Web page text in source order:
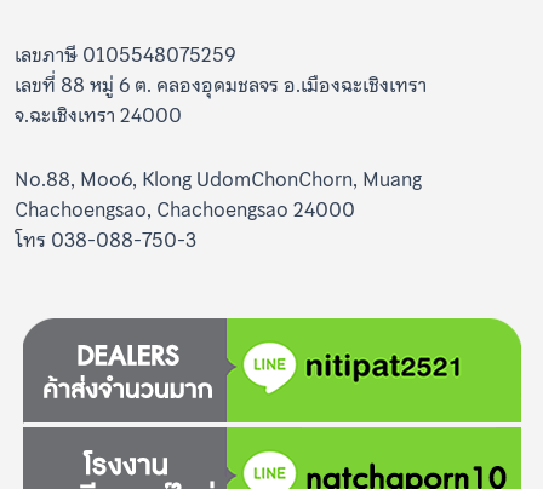
เลขภาษี 0105548075259
เลขที่ 88 หมู่ 6 ต. คลองอุดมชลจร อ.เมืองฉะเชิงเทรา
จ.ฉะเชิงเทรา 24000
No.88, Moo6, Klong UdomChonChorn, Muang
Chachoengsao, Chachoengsao 24000
โทร 038-088-750-3